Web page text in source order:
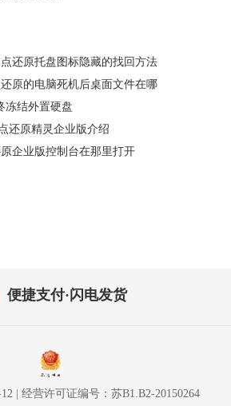
还原托盘图标隐藏的找回方法
原的电脑死机后桌面文件在哪
冻结外置硬盘
还原精灵企业版介绍
企业版控制台在那里打开
便捷支付·闪电发货
| 经营许可证编号：苏B1.B2-20150264